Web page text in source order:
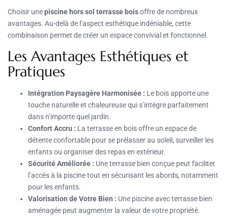
Choisir unepiscine hors sol terrasse boisoffre de nombreux
avantages. Au-delà de l’aspect esthétique indéniable, cette
combinaison permet de créer un espace convivial et fonctionnel.
Les Avantages Esthétiques et
Pratiques
Intégration Paysagère Harmonisée : Le bois apporte une
touche naturelle et chaleureuse qui s’intègre parfaitement
dans n’importe quel jardin.
Confort Accru : La terrasse en bois offre un espace de
détente confortable pour se prélasser au soleil, surveiller les
enfants ou organiser des repas en extérieur.
Sécurité Améliorée : Une terrasse bien conçue peut faciliter
l’accès à la piscine tout en sécurisant les abords, notamment
pour les enfants.
Valorisation de Votre Bien : Une piscine avec terrasse bien
aménagée peut augmenter la valeur de votre propriété.